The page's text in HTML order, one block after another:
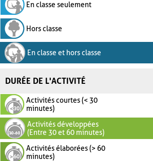
En classe seulement
Hors classe
En classe et hors classe
DURÉE DE L'ACTIVITÉ
Activités courtes (< 30
minutes)
Activités développées
(Entre 30 et 60 minutes)
Activités élaborées (> 60
minutes)